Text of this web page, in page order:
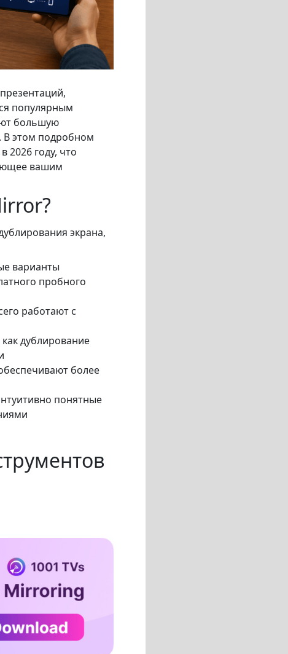
популярным
большую
В этом подробном
2026 году, что
вашим
экрана,
варианты
пробного
работают с
дублирование
более
понятные